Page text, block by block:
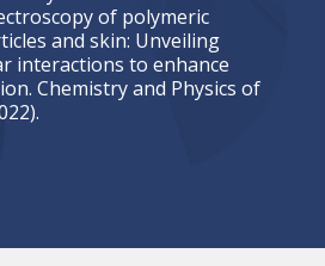
of polymeric
and skin: Unveiling
interactions to enhance
Chemistry and Physics of